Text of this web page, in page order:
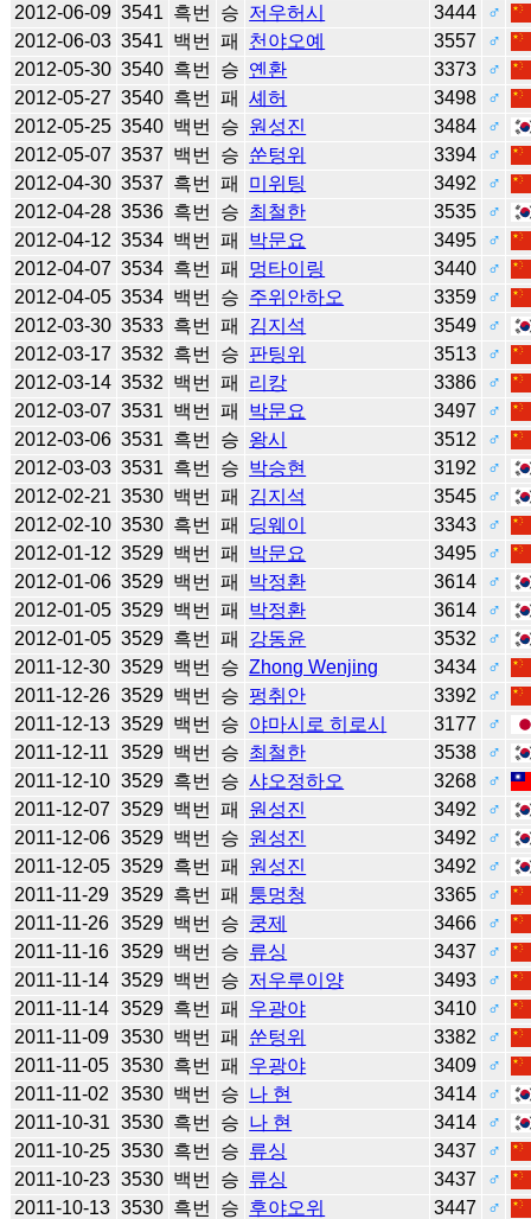
2012-06-09 3541 흑번 승 저우허시 3444
♂
2012-06-03 3541 백번 패 천야오예 3557
♂
2012-05-30 3540 흑번 승 옌환 3373
♂
2012-05-27 3540 흑번 패 셰허 3498
♂
2012-05-25 3540 백번 승 원성진 3484
♂
2012-05-07 3537 백번 승 쑨텅위 3394
♂
2012-04-30 3537 흑번 패 미위팅 3492
♂
2012-04-28 3536 흑번 승 최철한 3535
♂
2012-04-12 3534 백번 패 박문요 3495
♂
2012-04-07 3534 흑번 패 멍타이링 3440
♂
2012-04-05 3534 백번 승 주위안하오 3359
♂
2012-03-30 3533 흑번 패 김지석 3549
♂
2012-03-17 3532 흑번 승 판팅위 3513
♂
2012-03-14 3532 백번 패 리캉 3386
♂
2012-03-07 3531 백번 패 박문요 3497
♂
2012-03-06 3531 흑번 승 왕시 3512
♂
2012-03-03 3531 흑번 승 박승현 3192
♂
2012-02-21 3530 백번 패 김지석 3545
♂
2012-02-10 3530 흑번 패 딩웨이 3343
♂
2012-01-12 3529 백번 패 박문요 3495
♂
2012-01-06 3529 백번 패 박정환 3614
♂
2012-01-05 3529 백번 패 박정환 3614
♂
2012-01-05 3529 흑번 패 강동윤 3532
♂
2011-12-30 3529 백번 승 Zhong Wenjing 3434
♂
2011-12-26 3529 백번 승 펑취안 3392
♂
2011-12-13 3529 백번 승 야마시로 히로시 3177
♂
2011-12-11
3529 백번 승 최철한 3538
♂
2011-12-10 3529 흑번 승 샤오정하오 3268
♂
2011-12-07 3529 백번 패 원성진 3492
♂
2011-12-06 3529 백번 승 원성진 3492
♂
2011-12-05 3529 흑번 패 원성진 3492
♂
2011-11-29 3529 흑번 패 퉁멍청 3365
♂
2011-11-26 3529 백번 승 쿵제 3466
♂
2011-11-16 3529 백번 승 류싱 3437
♂
2011-11-14 3529 백번 승 저우루이양 3493
♂
2011-11-14 3529 흑번 패 우광야 3410
♂
2011-11-09 3530 백번 패 쑨텅위 3382
♂
2011-11-05 3530 흑번 패 우광야 3409
♂
2011-11-02
3530 백번 승 나 현 3414
♂
2011-10-31 3530 흑번 승 나 현 3414
♂
2011-10-25 3530 흑번 승 류싱 3437
♂
2011-10-23 3530 백번 승 류싱 3437
♂
2011-10-13 3530 흑번 승 후야오위 3447
♂